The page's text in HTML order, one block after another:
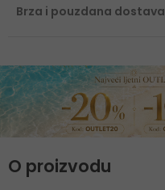
Brza i pouzdana dostava
O proizvodu